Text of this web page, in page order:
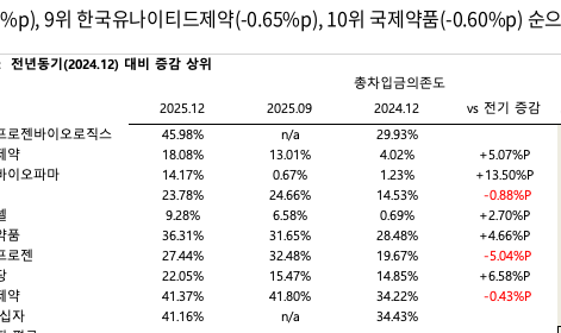
9위 한국유나이티드제약(-0.65%p), 10위 국제약품(-0.60%p) 순